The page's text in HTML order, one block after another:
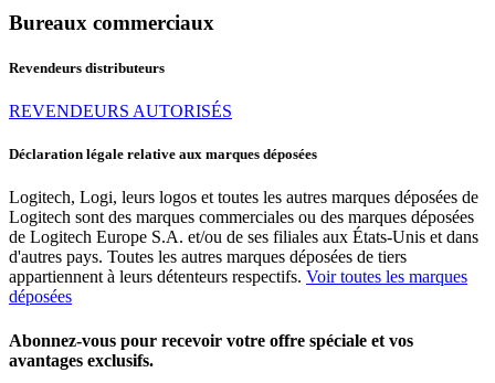
Bureaux commerciaux
Revendeurs distributeurs
REVENDEURS AUTORISÉS
Déclaration légale relative aux marques déposées
Logitech, Logi, leurs logos et toutes les autres marques déposées de
Logitech sont des marques commerciales ou des marques déposées
de Logitech Europe S.A. et/ou de ses filiales aux États-Unis et dans
d'autres pays. Toutes les autres marques déposées de tiers
appartiennent à leurs détenteurs respectifs. Voir toutes les marques
déposées
Abonnez-vous pour recevoir votre offre spéciale et vos
avantages exclusifs.